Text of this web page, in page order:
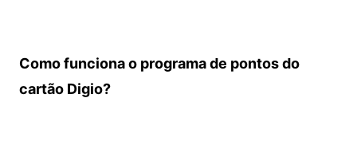
Como funciona o programa de pontos do
cartão Digio?